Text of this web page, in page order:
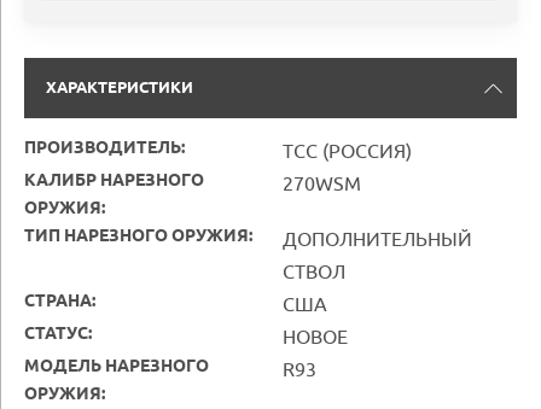
ХАРАКТЕРИСТИКИ
ПРОИЗВОДИТЕЛЬ: ТСС (РОССИЯ)
КАЛИБР НАРЕЗНОГО
ОРУЖИЯ:
270WSM
ТИП НАРЕЗНОГО ОРУЖИЯ:
ДОПОЛНИТЕЛЬНЫЙ
СТВОЛ
СТРАНА: США
СТАТУС: НОВОЕ
МОДЕЛЬ НАРЕЗНОГО
ОРУЖИЯ:
R93